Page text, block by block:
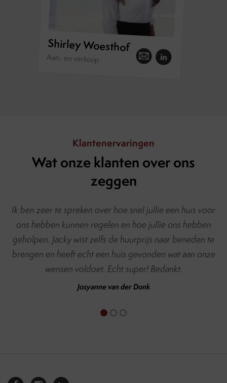
Shirley Woesthof
Aan- en verkoop
Klantenervaringen
Wat onze klanten over ons
zeggen
Ik ben zeer te spreken over hoe snel jullie een huis voor
ons hebben kunnen regelen en hoe jullie ons hebben
geholpen. Jacky wist zelfs de huurprijs naar beneden te
brengen en heeft echt een huis gevonden wat aan onze
wensen voldoet. Echt super! Bedankt.
Josyanne van der Donk